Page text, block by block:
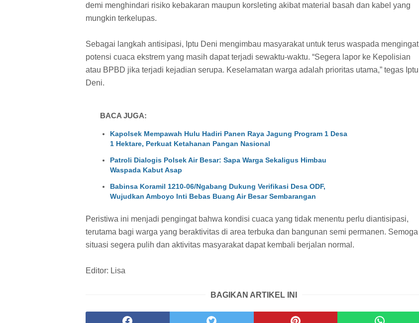
demi menghindari risiko kebakaran maupun korsleting akibat material basah dan kabel yang
mungkin terkelupas.
Sebagai langkah antisipasi, Iptu Deni mengimbau masyarakat untuk terus waspada mengingat
potensi cuaca ekstrem yang masih dapat terjadi sewaktu-waktu. “Segera lapor ke Kepolisian
atau BPBD jika terjadi kejadian serupa. Keselamatan warga adalah prioritas utama,” tegas Iptu
Deni.
BACA JUGA:
Kapolsek Mempawah Hulu Hadiri Panen Raya Jagung Program 1 Desa
1 Hektare, Perkuat Ketahanan Pangan Nasional
Patroli Dialogis Polsek Air Besar: Sapa Warga Sekaligus Himbau
Waspada Kabut Asap
Babinsa Koramil 1210-06/Ngabang Dukung Verifikasi Desa ODF,
Wujudkan Amboyo Inti Bebas Buang Air Besar Sembarangan
Peristiwa ini menjadi pengingat bahwa kondisi cuaca yang tidak menentu perlu diantisipasi,
terutama bagi warga yang beraktivitas di area terbuka dan bangunan semi permanen. Semoga
situasi segera pulih dan aktivitas masyarakat dapat kembali berjalan normal.
Editor: Lisa
BAGIKAN ARTIKEL INI